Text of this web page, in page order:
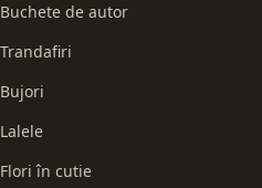
Buchete de autor
Trandafiri
Bujori
Lalele
Flori în cutie